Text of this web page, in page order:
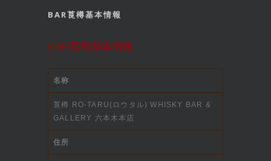
BAR莨樽基本情報
BAR莨樽基本情報
名称
莨樽 RO-TARU(ロウタル) WHISKY BAR &
GALLERY 六本木本店
住所